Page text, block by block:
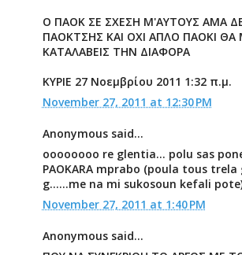
Ο ΠΑΟΚ ΣΕ ΣΧΕΣΗ Μ'ΑΥΤΟΥΣ ΑΜΑ
ΠΑΟΚΤΣΗΣ ΚΑΙ ΟΧΙ ΑΠΛΟ ΠΑΟΚΙ
ΚΑΤΑΛΑΒΕΙΣ ΤΗΝ ΔΙΑΦΟΡΑ
ΚΥΡΙΕ 27 Νοεμβρίου 2011 1:32 π.μ.
November 27, 2011 at 12:30 PM
Anonymous said...
oooooooo re glentia... polu sas
PAOKARA mprabo (poula tous
g......me na mi sukosoun kefali
November 27, 2011 at 1:40 PM
Anonymous said...